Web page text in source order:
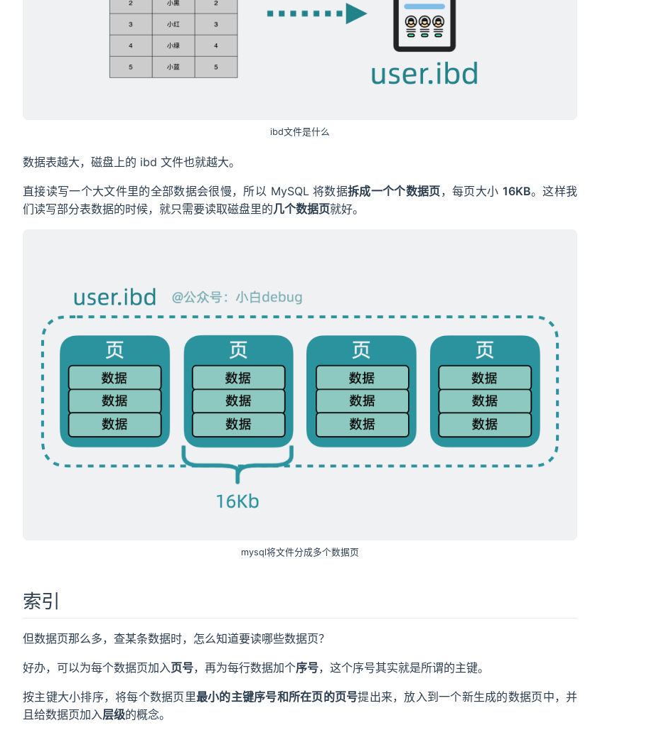
ibd文件是什么
数据表越大，磁盘上的 ibd 文件也就越大。
直接读写一个大文件里的全部数据会很慢，所以 MySQL 将数据拆成一个个数据页，每页大小 16KB。这样我
们读写部分表数据的时候，就只需要读取磁盘里的几个数据页就好。
mysql将文件分成多个数据页
索引
但数据页那么多，查某条数据时，怎么知道要读哪些数据页？
好办，可以为每个数据页加入页号，再为每行数据加个序号，这个序号其实就是所谓的主键。
按主键大小排序，将每个数据页里最小的主键序号和所在页的页号提出来，放入到一个新生成的数据页中，并
且给数据页加入层级的概念。